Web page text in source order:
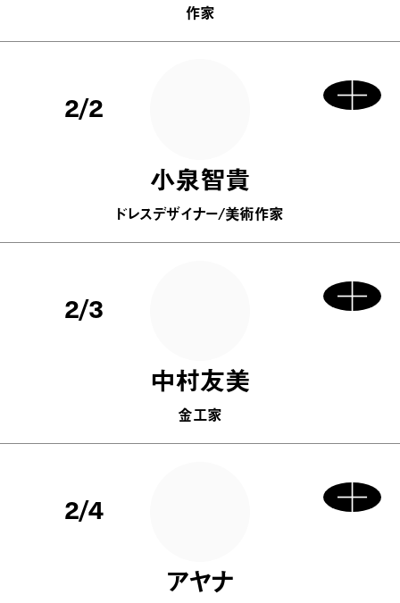
作家
2/2
小泉智貴
ドレスデザイナー/美術作家
2/3
中村友美
金工家
2/4
アヤナ